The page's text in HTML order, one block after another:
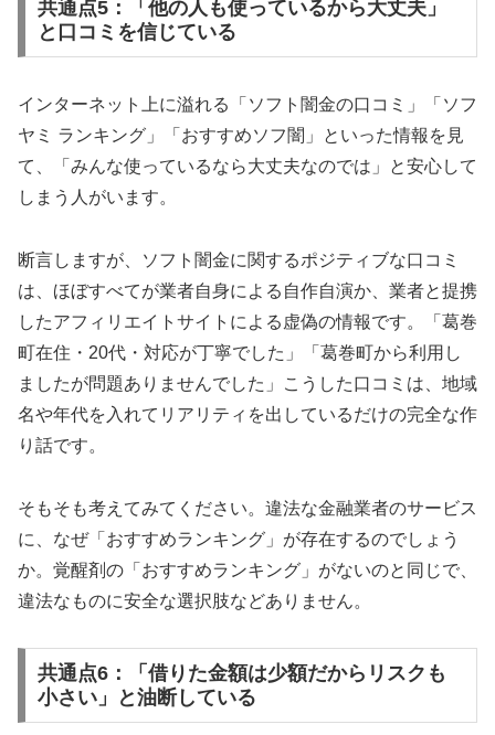
共通点5：「他の人も使っているから大丈夫」
と口コミを信じている
インターネット上に溢れる「ソフト闇金の口コミ」「ソフ
ヤミ ランキング」「おすすめソフ闇」といった情報を見
て、「みんな使っているなら大丈夫なのでは」と安心して
しまう人がいます。
断言しますが、ソフト闇金に関するポジティブな口コミ
は、ほぼすべてが業者自身による自作自演か、業者と提携
したアフィリエイトサイトによる虚偽の情報です。「葛巻
町在住・20代・対応が丁寧でした」「葛巻町から利用し
ましたが問題ありませんでした」こうした口コミは、地域
名や年代を入れてリアリティを出しているだけの完全な作
り話です。
そもそも考えてみてください。違法な金融業者のサービス
に、なぜ「おすすめランキング」が存在するのでしょう
か。覚醒剤の「おすすめランキング」がないのと同じで、
違法なものに安全な選択肢などありません。
共通点6：「借りた金額は少額だからリスクも
小さい」と油断している